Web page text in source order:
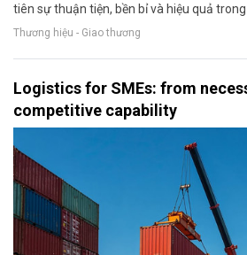
tiên sự thuận tiện, bền bỉ và hiệu quả
Thương hiệu - Giao thương
Logistics for SMEs: from
competitive capability